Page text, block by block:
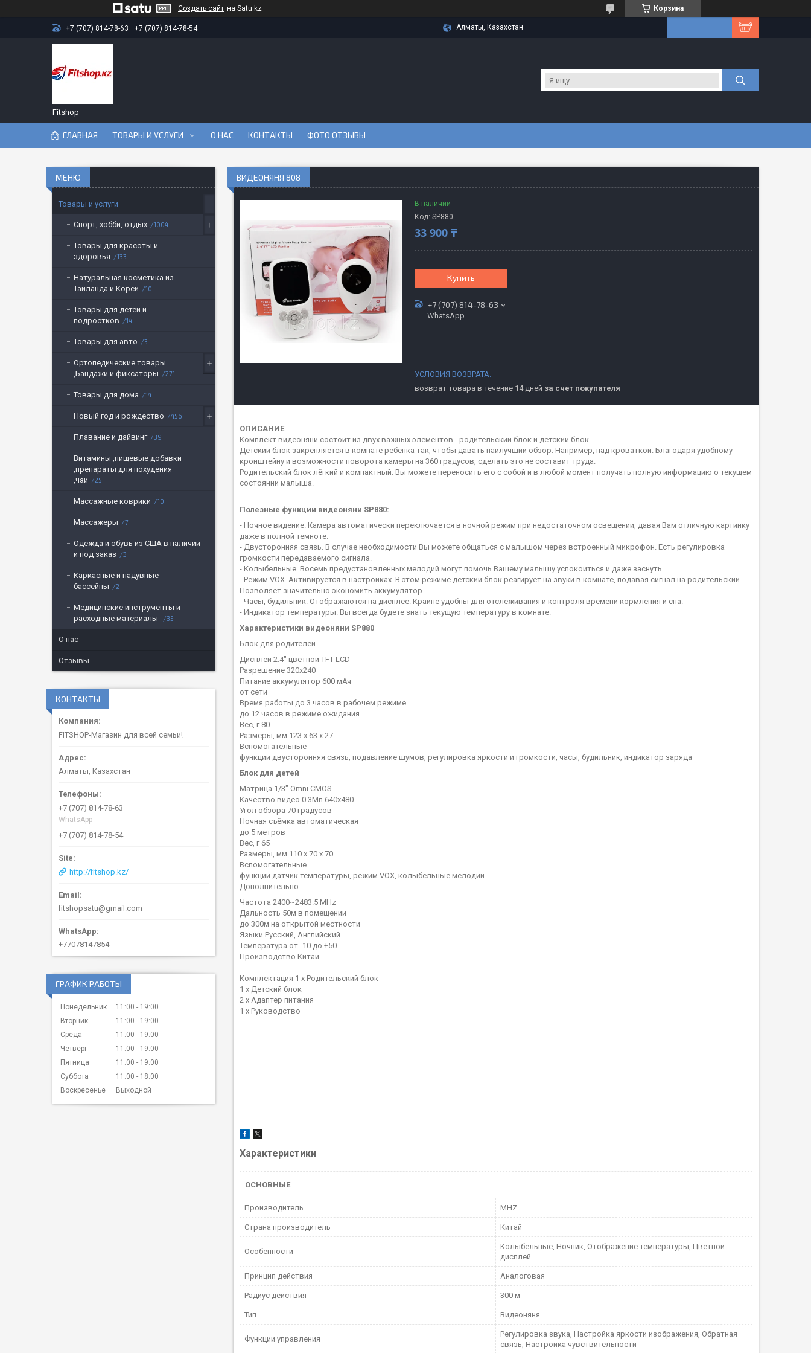
Создать сайт на Satu.kz Корзина
+7 (707) 814-78-63 +7 (707) 814-78-54 Алматы, Казахстан
Fitshop
ГЛАВНАЯ ТОВАРЫ И УСЛУГИ О НАС КОНТАКТЫ ФОТО ОТЗЫВЫ
ВИДЕОНЯНЯ 808
В наличии
Код: SP880
33 900 ₸
Купить
+7 (707) 814-78-63
WhatsApp
возврат товара в течение 14 дней за счет покупателя
ОПИСАНИЕ
Комплект видеоняни состоит из двух важных элементов - родительский блок и детский блок.
Детский блок закрепляется в комнате ребёнка так, чтобы давать наилучший обзор. Например, над кроваткой. Благодаря удобному
кронштейну и возможности поворота камеры на 360 градусов, сделать это не составит труда.
Родительский блок лёгкий и компактный. Вы можете переносить его с собой и в любой момент получать полную информацию о текущем
состоянии малыша.
Полезные функции видеоняни SP880:
- Ночное видение. Камера автоматически переключается в ночной режим при недостаточном освещении, давая Вам отличную картинку
даже в полной темноте.
- Двусторонняя связь. В случае необходимости Вы можете общаться с малышом через встроенный микрофон. Есть регулировка
громкости передаваемого сигнала.
- Колыбельные. Восемь предустановленных мелодий могут помочь Вашему малышу успокоиться и даже заснуть.
- Режим VOX. Активируется в настройках. В этом режиме детский блок реагирует на звуки в комнате, подавая сигнал на родительский.
Позволяет значительно экономить аккумулятор.
- Часы, будильник. Отображаются на дисплее. Крайне удобны для отслеживания и контроля времени кормления и сна.
- Индикатор температуры. Вы всегда будете знать текущую температуру в комнате.
Характеристики видеоняни SP880
Блок для родителей
Дисплей 2.4" цветной TFT-LCD
Разрешение 320x240
Питание аккумулятор 600 мАч
от сети
Время работы до 3 часов в рабочем режиме
до 12 часов в режиме ожидания
Вес, г 80
Размеры, мм 123 x 63 x 27
Вспомогательные
функции двусторонняя связь, подавление шумов, регулировка яркости и громкости, часы, будильник, индикатор заряда
Блок для детей
Матрица 1/3" Omni CMOS
Качество видео 0.3Мп 640x480
Угол обзора 70 градусов
Ночная съёмка автоматическая
до 5 метров
Вес, г 65
Размеры, мм 110 x 70 x 70
Вспомогательные
функции датчик температуры, режим VOX, колыбельные мелодии
Дополнительно
Частота 2400~2483.5 MHz
Дальность 50м в помещении
до 300м на открытой местности
Языки Русский, Английский
Температура от -10 до +50
Производство Китай
Комплектация 1 х Родительский блок
1 х Детский блок
2 х Адаптер питания
1 х Руководство
Характеристики
ОСНОВНЫЕ
Производитель MHZ
Страна производитель Китай
Особенности
Колыбельные, Ночник, Отображение температуры, Цветной
дисплей
Принцип действия Аналоговая
Радиус действия 300 м
Тип Видеоняня
Функции управления
Регулировка звука, Настройка яркости изображения, Обратная
связь, Настройка чувствительности
Товары и услуги
Спорт, хобби, отдых 1004
Товары для красоты и
здоровья
133
Натуральная косметика из
Тайланда и Кореи
10
Товары для детей и
подростков
14
Товары для авто 3
Ортопедические товары
,Бандажи и фиксаторы
271
Товары для дома 14
Новый год и рождество 456
Плавание и дайвинг 39
Витамины ,пищевые добавки
,препараты для похудения
,чаи
25
Массажные коврики 10
Массажеры 7
Одежда и обувь из США в наличии
и под заказ
3
Каркасные и надувные
бассейны
2
Медицинские инструменты и
расходные материалы
35
О нас
Отзывы
КОНТАКТЫ
FITSHOP-Магазин для всей семьи!
Алматы, Казахстан
+7 (707) 814-78-63
WhatsApp
+7 (707) 814-78-54
http://fitshop.kz/
fitshopsatu@gmail.com
+77078147854
ГРАФИК РАБОТЫ
Понедельник 11:00
19:00
Вторник
11:00
19:00
Среда
11:00
19:00
Четверг
11:00
19:00
Пятница
11:00
19:00
Суббота
11:00
18:00
Воскресенье
Выходной